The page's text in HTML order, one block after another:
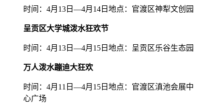
时间：4月13日—4月14日地点：官渡区神犁文创园
呈贡区大学城泼水狂欢节
时间：4月13日—4月15日地点：呈贡区乐谷生态园
万人泼水蹦迪大狂欢
时间：4月11日—4月15日地点：官渡区滇池会展中
心广场